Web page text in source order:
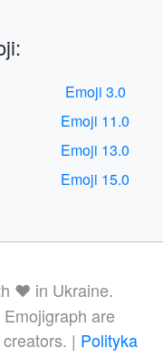
Emoji 3.0
Emoji 11.0
Emoji 13.0
Emoji 15.0
❤️ in Ukraine.
are
| Polityka